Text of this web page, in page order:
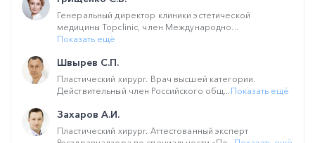
Генеральный директор клиники эстетической
медицины Topclinic, член Международно...
Показать ещё
Швырев С.П.
Пластический хирург. Врач высшей категории.
Действительный член Российского общ... Показать ещё
Захаров А.И.
Пластический хирург. Аттестованный эксперт